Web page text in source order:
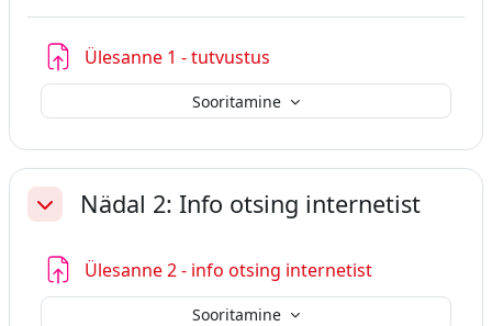
Ülesanne 1 - tutvustus
Sooritamine
AhendaNädal 2: Info otsing internetist
Ülesanne 2 - info otsing internetist
Sooritamine